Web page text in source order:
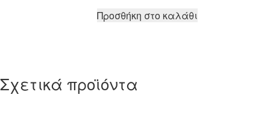
Προσθήκη στο καλάθι
Σχετικά προϊόντα